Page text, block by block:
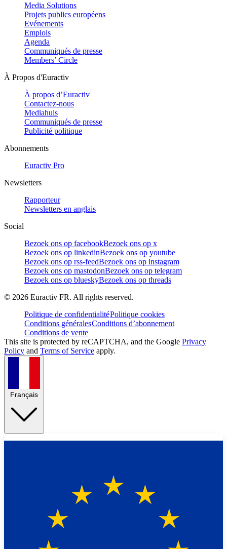
Media Solutions
Projets publics européens
Evénements
Emplois
Agenda
Communiqués de presse
Members’ Circle
À Propos d'Euractiv
À propos d’Euractiv
Contactez-nous
Mediahuis
Communiqués de presse
Publicité politique
Abonnements
Euractiv Pro
Newsletters
Rapporteur
Newsletters en anglais
Social
Bezoek ons op facebookBezoek ons op x
Bezoek ons op linkedinBezoek ons op youtube
Bezoek ons op rss-feedBezoek ons op instagram
Bezoek ons op mastodonBezoek ons op telegram
Bezoek ons op blueskyBezoek ons op threads
© 2026 Euractiv FR. All rights reserved.
Politique de confidentialitéPolitique cookies
Conditions généralesConditions d’abonnement
Conditions de vente
This site is protected by reCAPTCHA, and the Google Privacy
Policy and Terms of Service apply.
Français